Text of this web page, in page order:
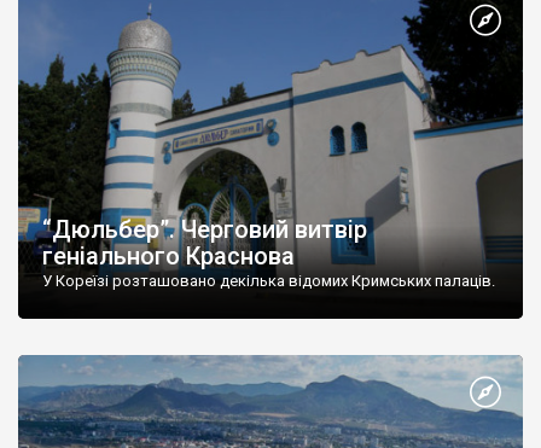
“Дюльбер”. Черговий витвір
геніального Краснова
У Кореїзі розташовано декілька відомих Кримських палаців.